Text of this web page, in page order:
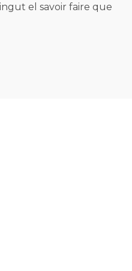
el savoir faire que